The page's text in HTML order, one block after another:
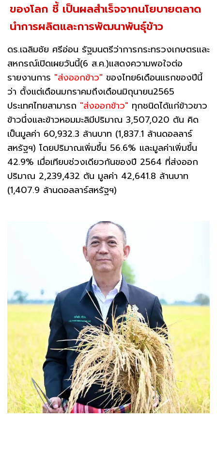
ของโลก ชี้ เป็นผลสำเร็จจากนโยบายตลาด
นำการผลิตและการพัฒนาพันธ์ุข้าว
ดร.เฉลิมชัย ศรีอ่อน รัฐมนตรีว่าการกระทรวงเกษตรและ
สหกรณ์เปิดเผยวันนี้(6 ส.ค.)แสดงความพอใจต่อ
รายงานการ "ส่งออกข้าว" ของไทย6เดือนแรกของปีนี้
ว่า ตั้งแต่เดือนมกราคมถึงเดือนมิถุนายน2565
ประเทศไทยสามารถ "ส่งออกข้าว" ทุกชนิดได้แก่ข้าวขาว
ข้าวนึ่งและข้าวหอมมะลิมีปริมาณ 3,507,020 ตัน คิด
เป็นมูลค่า 60,932.3 ล้านบาท (1,837.1 ล้านดอลลาร์
สหรัฐฯ) โดยปริมาณเพิ่มขึ้น 56.6% และมูลค่าเพิ่มขึ้น
42.9% เมื่อเทียบช่วงเดียวกันของปี 2564 ที่ส่งออก
ปริมาณ 2,239,432 ตัน มูลค่า 42,641.8 ล้านบาท
(1,407.9 ล้านดอลลาร์สหรัฐฯ)